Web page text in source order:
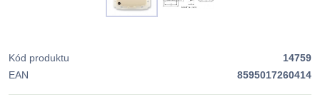
Kód produktu
14759
EAN
8595017260414